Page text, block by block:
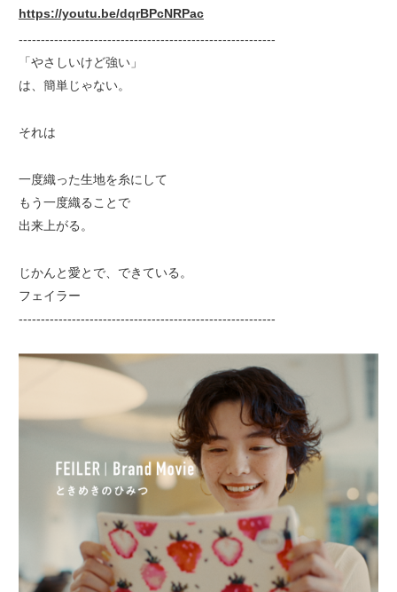
https://youtu.be/dqrBPcNRPac
----------------------------------------------------------
「やさしいけど強い」
は、簡単じゃない。
それは
一度織った生地を糸にして
もう一度織ることで
出来上がる。
じかんと愛とで、できている。
フェイラー
----------------------------------------------------------